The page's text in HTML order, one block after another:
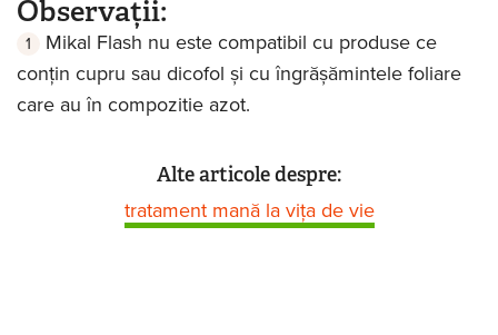
Observații:
Mikal Flash nu este compatibil cu produse ce
conțin cupru sau dicofol și cu îngrășămintele foliare
care au în compozitie azot.
Alte articole despre:
tratament mană la vița de vie